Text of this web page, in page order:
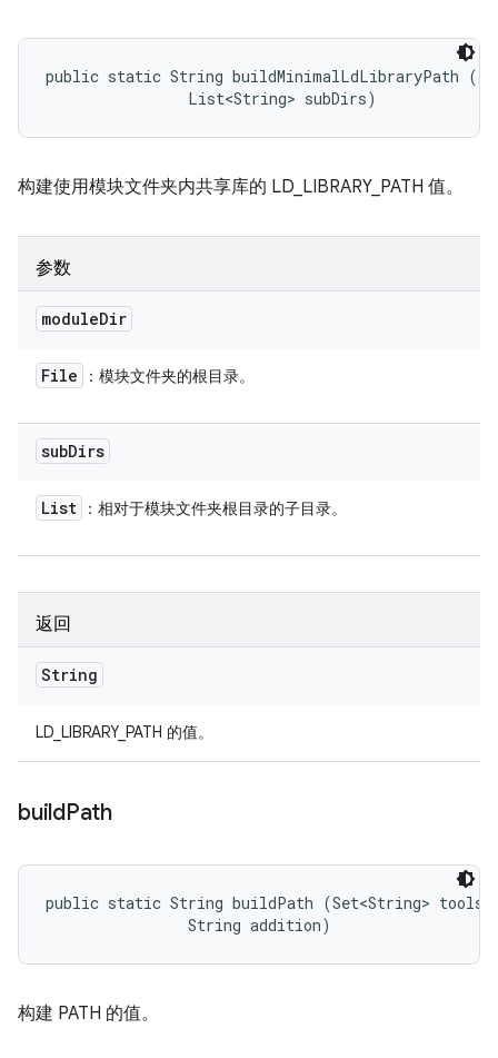
public static String buildMinimalLdLibraryPath
                List<String> subDirs)
构建使用模块文件夹内共享库的 LD_LIBRARY_PATH 值。
参数
moduleDir
File ：模块文件夹的根目录。
subDirs
List ：相对于模块文件夹根目录的子目录。
返回
String
LD_LIBRARY_PATH 的值。
buildPath
public static String buildPath (Set<String>
                String addition)
构建 PATH 的值。